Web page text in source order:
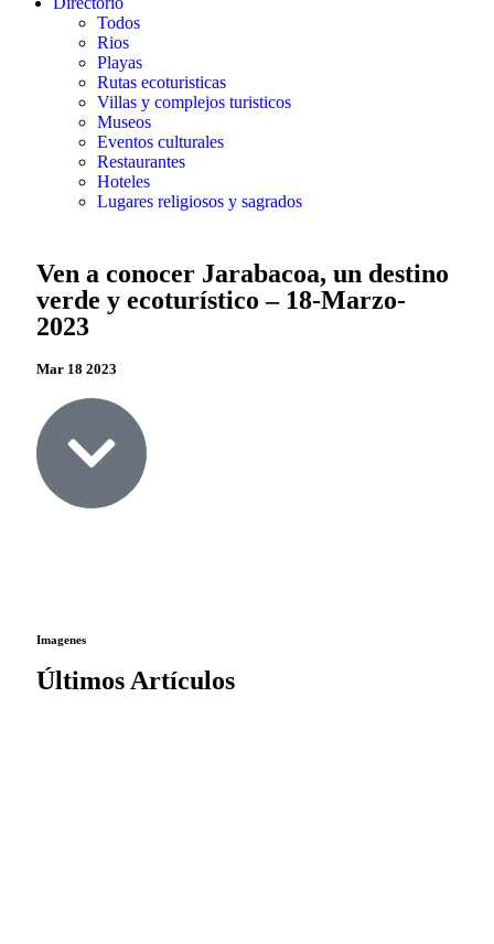
Todos
Rios
Playas
Rutas ecoturisticas
Villas y complejos turisticos
Museos
Eventos culturales
Restaurantes
Hoteles
Lugares religiosos y sagrados
Ven a conocer Jarabacoa, un destino
verde y ecoturístico – 18-Marzo-
2023
Mar 18 2023
Imagenes
Últimos Artículos